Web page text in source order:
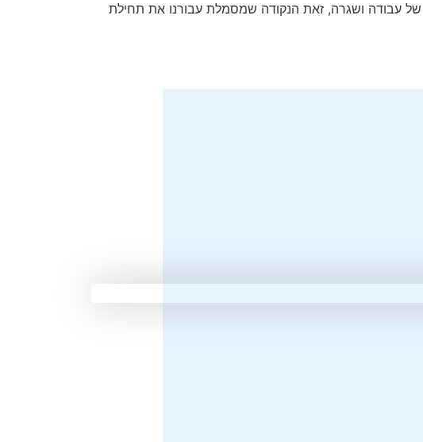
של עבודה ושגרה, זאת הנקודה שמסמלת עבורנו את תחילת